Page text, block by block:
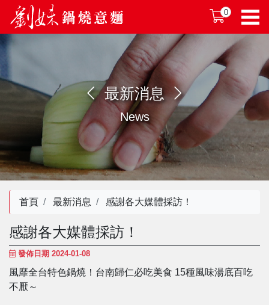
0
最新消息
News
首頁 最新消息 感謝各大媒體採訪！
感謝各大媒體採訪！
發佈日期 2024-01-08
風靡全台特色鍋燒！台南歸仁必吃美食 15種風味湯底百吃
不厭～